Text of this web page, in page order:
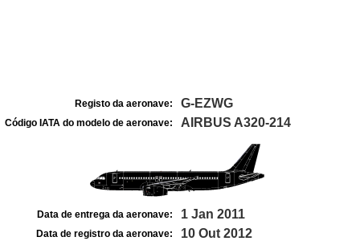
Registo da aeronave: G-EZWG
Código IATA do modelo de aeronave: AIRBUS A320-214
Data de entrega da aeronave: 1 Jan 2011
Data de registro da aeronave: 10 Out 2012